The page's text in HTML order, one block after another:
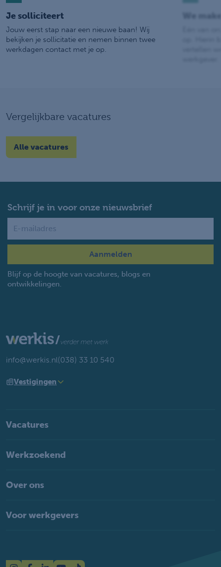
Je solliciteert
Jouw eerst stap naar een nieuwe baan! Wij
bekijken je sollicitatie en nemen binnen twee
werkdagen contact met je op.
We
Vergelijkbare vacatures
Alle vacatures
Schrijf je in voor onze nieuwsbrief
Blijf op de hoogte van vacatures, blogs en
ontwikkelingen.
info@werkis.nl(038) 33 10 540
Vestigingen
Vacatures
Werkzoekend
Over ons
Voor werkgevers